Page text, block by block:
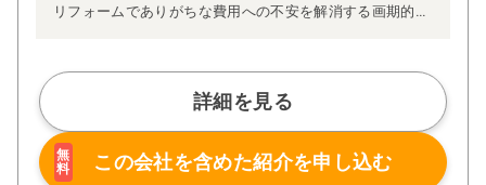
リフォームでありがちな費用への不安を解消する画期的な
ム」、経験豊かなセールスエンジニアによる「一貫担当
制」などが高い信頼を得ています。
また、大規模リフォームに習熟した施工管理者が現場を統
括する「専属棟梁制」、豊富な実績に裏付けられた充実の
施工マニュアルや検査体制により高い施工品質を実現。
さらに、住友不動産のリフォームならではの充実の保証、
詳細を見る
無
料
この会社を含めた紹介を申し込む